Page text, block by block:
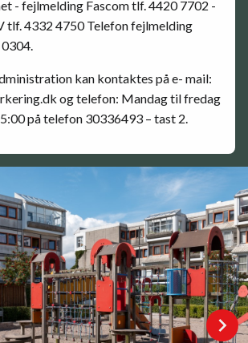
- fejlmelding Fascom tlf. 4420 7702 -
tlf. 4332 4750 Telefon fejlmelding
kan kontaktes på e- mail:
og telefon: Mandag til fredag
på telefon 30336493 – tast 2.